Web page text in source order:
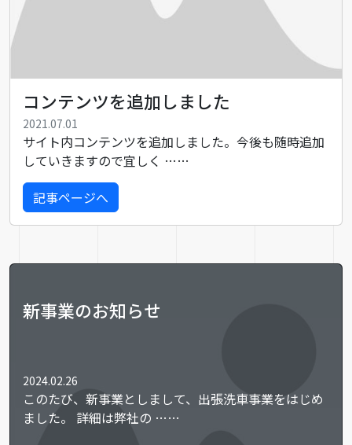
コンテンツを追加しました
2021.07.01
サイト内コンテンツを追加しました。今後も随時追加
していきますので宜しく ……
記事ページへ
新事業のお知らせ
2024.02.26
このたび、新事業としまして、出張洗車事業をはじめ
ました。 詳細は弊社の ……